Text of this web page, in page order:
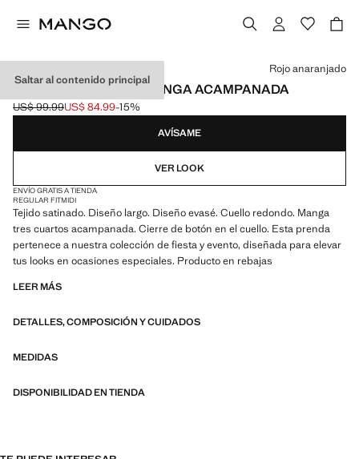
Saltar al contenido principal
VESTIDO SATINADO MANGA ACAMPANADA
Precio inicial tachado [US$ 99.99 ]
US$ 99.99
Precio actual [US$ 84.99 ]
US$ 84.99-15%
Selecciona un color
Rojo anaranjado
AVÍSAME
VER LOOK
ENVÍO GRATIS A TIENDA
REGULAR FITMIDI
Tejido satinado. Diseño largo. Diseño evasé. Cuello redondo. Manga
tres cuartos acampanada. Cierre de botón en el cuello. Esta prenda
pertenece a nuestra colección de fiesta y evento, diseñada para elevar
tus looks en ocasiones especiales. Producto en rebajas
LEER MÁS
DETALLES, COMPOSICIÓN Y CUIDADOS
MEDIDAS
DISPONIBILIDAD EN TIENDA